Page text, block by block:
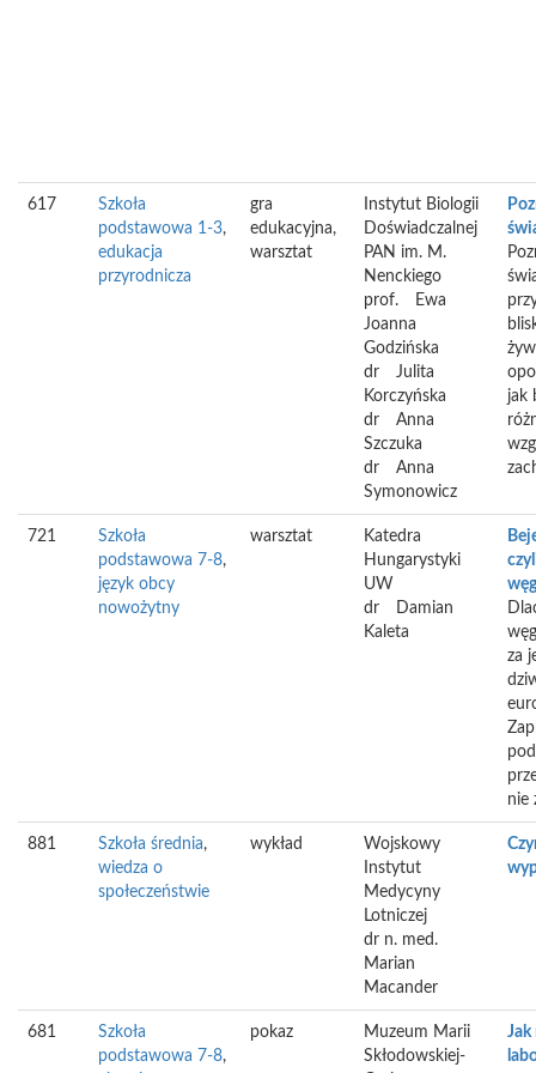
617
Szkoła
podstawowa 1-3,
edukacja
przyrodnicza
gra
edukacyjna,
warsztat
Instytut Biologii
Doświadczalnej
PAN im. M.
Nenckiego
prof.
Ewa
Joanna
Godzińska
dr
Julita
Korczyńska
dr
Anna
Szczuka
dr
Anna
Symonowicz
jak
721
Szkoła
podstawowa 7-8,
język obcy
nowożytny
warsztat
Katedra
Hungarystyki
UW
dr
Damian
Kaleta
za
nie
881 Szkoła średnia,
wiedza o
społeczeństwie
wykład
Wojskowy
Instytut
Medycyny
Lotniczej
dr n. med.
Marian
Macander
681
Szkoła
podstawowa 7-8,
pokaz
Muzeum Marii
Skłodowskiej-
Jak